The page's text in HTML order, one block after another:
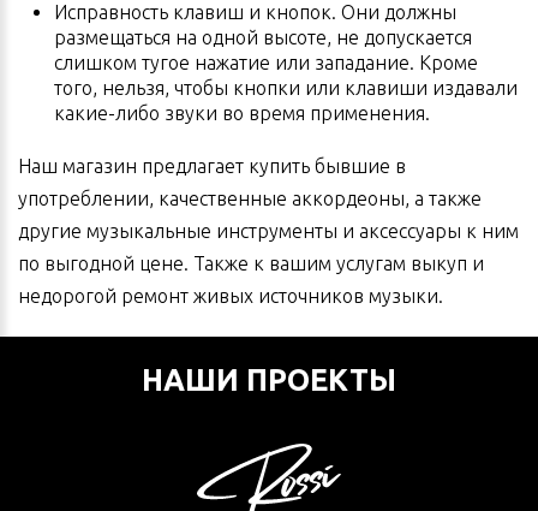
Исправность клавиш и кнопок. Они должны
размещаться на одной высоте, не допускается
слишком тугое нажатие или западание. Кроме
того, нельзя, чтобы кнопки или клавиши издавали
какие-либо звуки во время применения.
Наш магазин предлагает купить бывшие в
употреблении, качественные аккордеоны, а также
другие музыкальные инструменты и аксессуары к ним
по выгодной цене. Также к вашим услугам выкуп и
недорогой ремонт живых источников музыки.
НАШИ ПРОЕКТЫ